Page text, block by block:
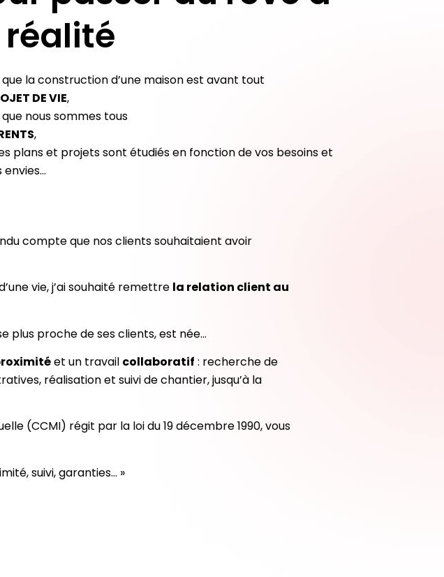
la construction d’une maison est avant tout
DE VIE,
nous sommes tous
,
plans et projets sont étudiés en fonction de vos besoins et
envies…
compte que nos clients souhaitaient avoir
vie, j’ai souhaité remettre la relation client au
plus proche de ses clients, est née…
et un travail collaboratif : recherche de
réalisation et suivi de chantier, jusqu’à la
(CCMI) régit par la loi du 19 décembre 1990, vous
suivi, garanties… »